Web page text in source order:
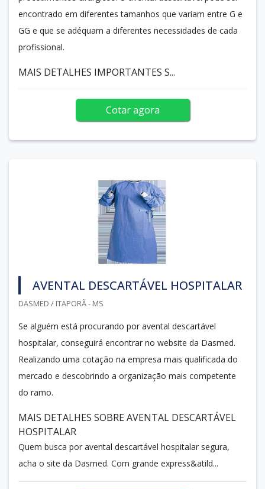
encontrado em diferentes tamanhos que variam entre G e
GG e que se adéquam a diferentes necessidades de cada
profissional.
MAIS DETALHES IMPORTANTES S...
Cotar agora
AVENTAL DESCARTÁVEL HOSPITALAR
DASMED / ITAPORÃ - MS
Se alguém está procurando por avental descartável
hospitalar, conseguirá encontrar no website da Dasmed.
Realizando uma cotação na empresa mais qualificada do
mercado e descobrindo a organização mais competente
do ramo.
MAIS DETALHES SOBRE AVENTAL DESCARTÁVEL
HOSPITALAR
Quem busca por avental descartável hospitalar segura,
acha o site da Dasmed. Com grande express&atild...